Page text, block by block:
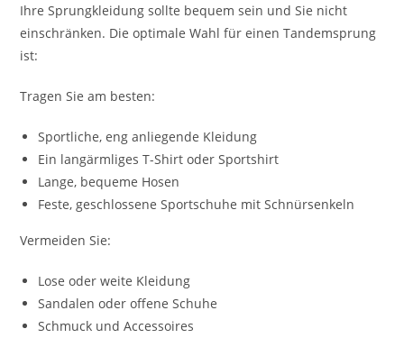
Ihre Sprungkleidung sollte bequem sein und Sie nicht
einschränken. Die optimale Wahl für einen Tandemsprung
ist:
Tragen Sie am besten:
Sportliche, eng anliegende Kleidung
Ein langärmliges T-Shirt oder Sportshirt
Lange, bequeme Hosen
Feste, geschlossene Sportschuhe mit Schnürsenkeln
Vermeiden Sie:
Lose oder weite Kleidung
Sandalen oder offene Schuhe
Schmuck und Accessoires